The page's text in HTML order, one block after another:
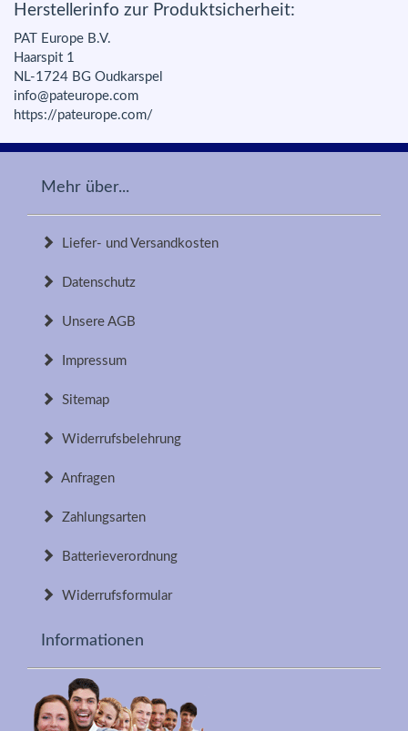
Herstellerinfo zur Produktsicherheit:
PAT Europe B.V.
Haarspit 1
NL-1724 BG Oudkarspel
info@pateurope.com
https://pateurope.com/
Mehr über...
Liefer- und Versandkosten
Datenschutz
Unsere AGB
Impressum
Sitemap
Widerrufsbelehrung
Anfragen
Zahlungsarten
Batterieverordnung
Widerrufsformular
Informationen